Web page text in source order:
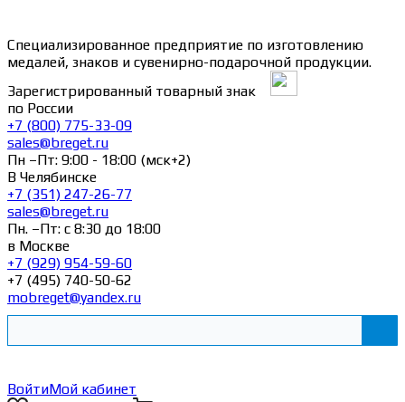
Специализированное предприятие по изготовлению
медалей, знаков и сувенирно-подарочной продукции.
Зарегистрированный товарный знак
по России
+7 (800) 775-33-09
sales@breget.ru
Пн –Пт: 9:00 - 18:00 (мск+2)
В Челябинске
+7 (351) 247-26-77
sales@breget.ru
Пн. –Пт: с 8:30 до 18:00
в Москве
+7 (929) 954-59-60
+7 (495) 740-50-62
mobreget@yandex.ru
ВойтиМой кабинет